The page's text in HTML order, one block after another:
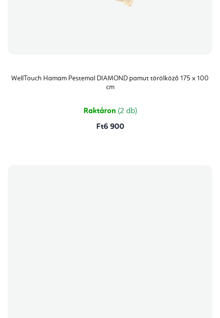
WellTouch Hamam Pestemal DIAMOND pamut törölköző 175 x 100
cm
Raktáron (2 db)
Ft6 900